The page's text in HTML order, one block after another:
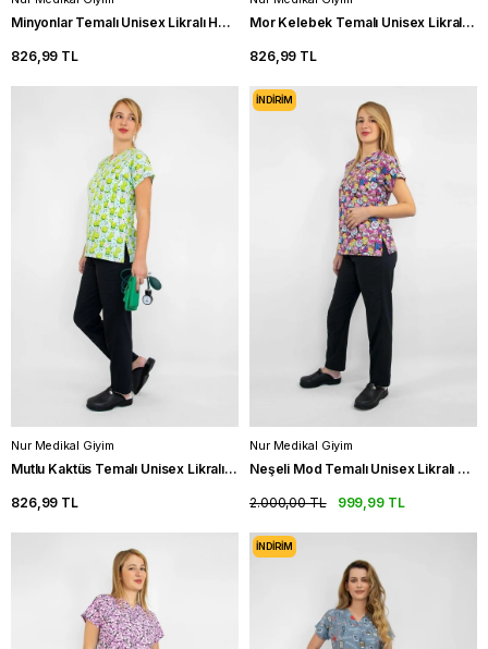
Minyonlar Temalı Unisex Likralı Hemşire Üniforma Takım Doktor Scrubs
826,99 TL
Mor Kelebek Temalı Unisex Likralı Hemşire Üniforma Takım Scrubs
826,99 TL
Nur Medikal Giyim
Mutlu Kaktüs Temalı Unisex Likralı Hemşire Üniforma Takım Scrubs
826,99 TL
Nur Medikal Giyim
Neşeli Mod Temalı Unisex Likralı Hemşire Üniforma Takım Scrubs
999,99 TL
2.000,00 TL
İNDIRIM
İNDIRIM